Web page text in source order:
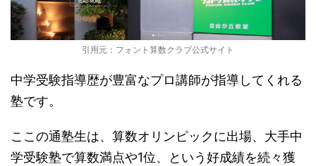
引用元：フォント算数クラブ公式サイト
中学受験指導歴が豊富なプロ講師が指導してくれる
塾です。
ここの通塾生は、算数オリンピックに出場、大手中
学受験塾で算数満点や1位、という好成績を続々獲